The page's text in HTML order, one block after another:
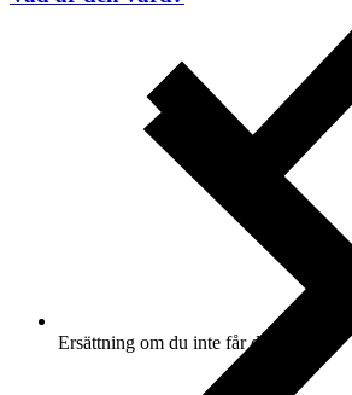
Ersättning om du inte får din vara